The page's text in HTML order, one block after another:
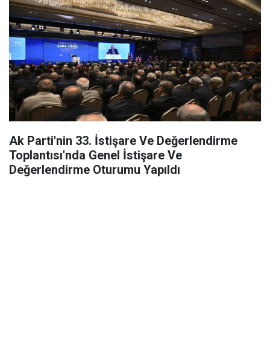
Ak Parti'nin 33. İstişare Ve Değerlendirme
Toplantısı'nda Genel İstişare Ve
Değerlendirme Oturumu Yapıldı